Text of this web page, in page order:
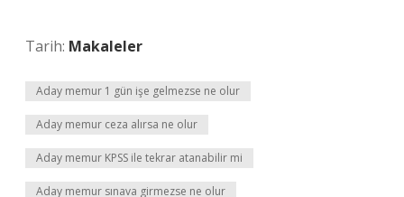
Tarih: Makaleler
Aday memur 1 gün işe gelmezse ne olur
Aday memur ceza alırsa ne olur
Aday memur KPSS ile tekrar atanabilir mi
Aday memur sınava girmezse ne olur